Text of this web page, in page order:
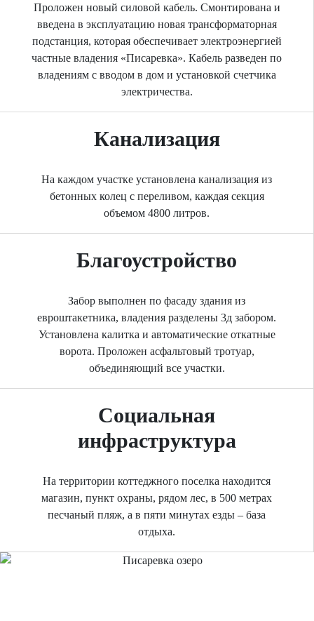
Проложен новый силовой кабель. Смонтирована и
введена в эксплуатацию новая трансформаторная
подстанция, которая обеспечивает электроэнергией
частные владения «Писаревка». Кабель разведен по
владениям с вводом в дом и установкой счетчика
электричества.
Канализация
На каждом участке установлена канализация из
бетонных колец с переливом, каждая секция
объемом 4800 литров.
Благоустройство
Забор выполнен по фасаду здания из
евроштакетника, владения разделены 3д забором.
Установлена калитка и автоматические откатные
ворота. Проложен асфальтовый тротуар,
объединяющий все участки.
Социальная
инфраструктура
На территории коттеджного поселка находится
магазин, пункт охраны, рядом лес, в 500 метрах
песчаный пляж, а в пяти минутах езды – база
отдыха.